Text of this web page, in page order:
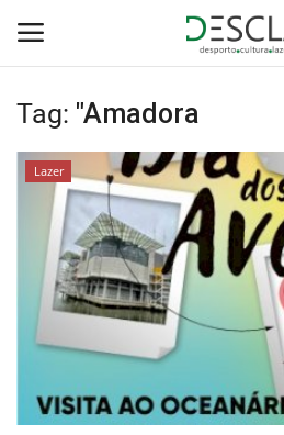
Login
Home
...by Descla
Desporto
Contactos
Sobre Nós
Tag: "Amadora
Lazer